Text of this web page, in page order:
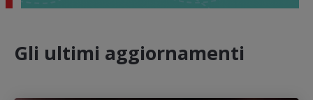
Gli ultimi aggiornamenti